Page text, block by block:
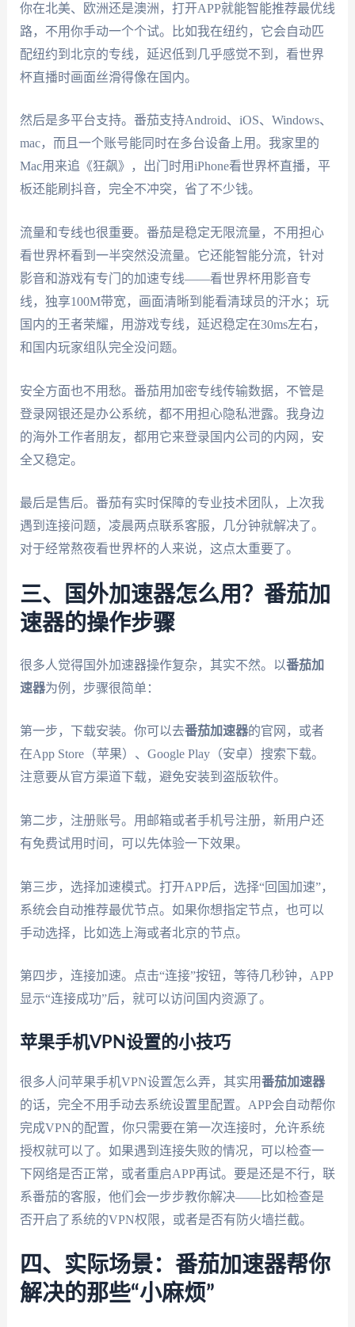
你在北美、欧洲还是澳洲，打开APP就能智能推荐最优线
路，不用你手动一个个试。比如我在纽约，它会自动匹
配纽约到北京的专线，延迟低到几乎感觉不到，看世界
杯直播时画面丝滑得像在国内。
然后是多平台支持。番茄支持Android、iOS、Windows、
mac，而且一个账号能同时在多台设备上用。我家里的
Mac用来追《狂飙》，出门时用iPhone看世界杯直播，平
板还能刷抖音，完全不冲突，省了不少钱。
流量和专线也很重要。番茄是稳定无限流量，不用担心
看世界杯看到一半突然没流量。它还能智能分流，针对
影音和游戏有专门的加速专线——看世界杯用影音专
线，独享100M带宽，画面清晰到能看清球员的汗水；玩
国内的王者荣耀，用游戏专线，延迟稳定在30ms左右，
和国内玩家组队完全没问题。
安全方面也不用愁。番茄用加密专线传输数据，不管是
登录网银还是办公系统，都不用担心隐私泄露。我身边
的海外工作者朋友，都用它来登录国内公司的内网，安
全又稳定。
最后是售后。番茄有实时保障的专业技术团队，上次我
遇到连接问题，凌晨两点联系客服，几分钟就解决了。
对于经常熬夜看世界杯的人来说，这点太重要了。
三、国外加速器怎么用？番茄加
速器的操作步骤
很多人觉得国外加速器操作复杂，其实不然。以番茄加
速器为例，步骤很简单：
第一步，下载安装。你可以去番茄加速器的官网，或者
在App Store（苹果）、Google Play（安卓）搜索下载。
注意要从官方渠道下载，避免安装到盗版软件。
第二步，注册账号。用邮箱或者手机号注册，新用户还
有免费试用时间，可以先体验一下效果。
第三步，选择加速模式。打开APP后，选择“回国加速”，
系统会自动推荐最优节点。如果你想指定节点，也可以
手动选择，比如选上海或者北京的节点。
第四步，连接加速。点击“连接”按钮，等待几秒钟，APP
显示“连接成功”后，就可以访问国内资源了。
苹果手机VPN设置的小技巧
很多人问苹果手机VPN设置怎么弄，其实用番茄加速器
的话，完全不用手动去系统设置里配置。APP会自动帮你
完成VPN的配置，你只需要在第一次连接时，允许系统
授权就可以了。如果遇到连接失败的情况，可以检查一
下网络是否正常，或者重启APP再试。要是还是不行，联
系番茄的客服，他们会一步步教你解决——比如检查是
否开启了系统的VPN权限，或者是否有防火墙拦截。
四、实际场景：番茄加速器帮你
解决的那些“小麻烦”